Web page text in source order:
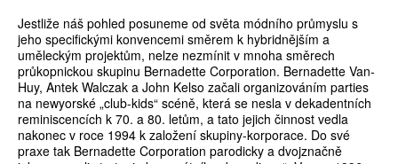
Jestliže náš pohled posuneme od světa módního průmyslu s
jeho specifickými konvencemi směrem k hybridnějším a
uměleckým projektům, nelze nezmínit v mnoha směrech
průkopnickou skupinu Bernadette Corporation. Bernadette Van-
Huy, Antek Walczak a John Kelso začali organizováním parties
na newyorské „club-kids“ scéně, která se nesla v dekadentních
reminiscencích k 70. a 80. letům, a tato jejich činnost vedla
nakonec v roce 1994 k založení skupiny-korporace. Do své
praxe tak Bernadette Corporation parodicky a dvojznačně